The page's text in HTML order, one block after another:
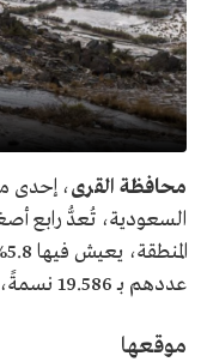
محافظة القرى، إحدى
السعودية، تُعدُّ رابع
عددهم بـ 19.586 نسمةً، وفق تعداد السعودية 2022م.
موقعها